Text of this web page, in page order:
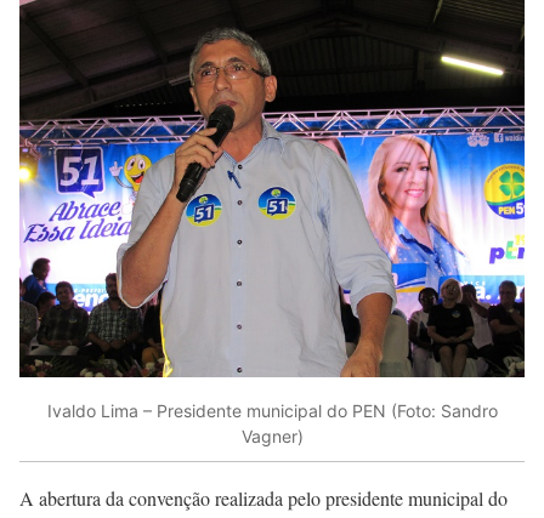
Ivaldo Lima – Presidente municipal do PEN (Foto: Sandro
Vagner)
A abertura da convenção realizada pelo presidente municipal do